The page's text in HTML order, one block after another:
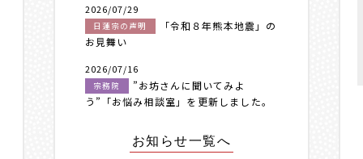
2026/07/29
日蓮宗の声明
「令和８年熊本地震」の
お見舞い
2026/07/16
宗務院
”お坊さんに聞いてみよ
う”「お悩み相談室」を更新しました。
お知らせ一覧へ